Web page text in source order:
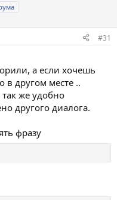
#31
а если хочешь
в другом месте ..
так же удобно
другого диалога.
фразу